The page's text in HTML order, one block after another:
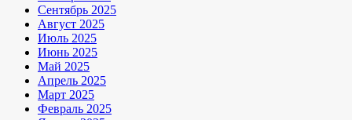
Сентябрь 2025
Август 2025
Июль 2025
Июнь 2025
Май 2025
Апрель 2025
Март 2025
Февраль 2025